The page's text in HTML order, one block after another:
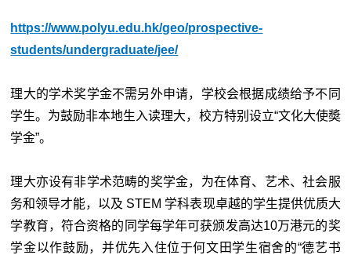
https://www.polyu.edu.hk/geo/prospective-
students/undergraduate/jee/
理大的学术奖学金不需另外申请，学校会根据成绩给予不同
学生。为鼓励非本地生入读理大，校方特别设立“文化大使奬
学金”。
理大亦设有非学术范畴的奖学金，为在体育、艺术、社会服
务和领导才能，以及 STEM 学科表现卓越的学生提供优质大
学教育，符合资格的同学每学年可获颁发高达10万港元的奖
学金以作鼓励，并优先入住位于何文田学生宿舍的“德艺书